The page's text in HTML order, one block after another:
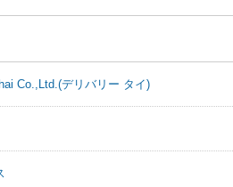
Co.,Ltd.(デリバリー タイ)